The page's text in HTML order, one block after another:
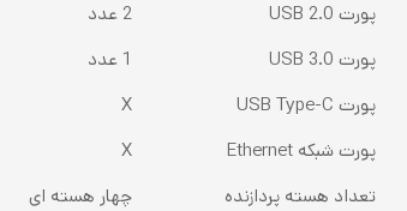
پورت USB 2.0
2 عدد
پورت USB 3.0
1 عدد
پورت USB Type-C
X
پورت شبکه Ethernet
X
تعداد هسته پردازنده
چهار هسته ای